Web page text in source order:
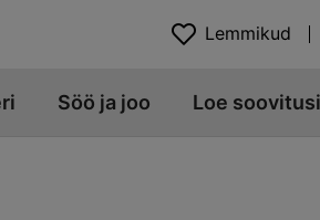
Lemmikud
Söö ja joo Loe soovitusi